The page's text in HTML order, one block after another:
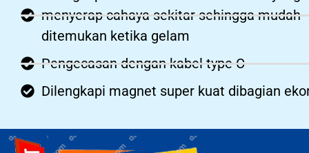
menyerap cahaya sekitar sehingga mudah
ditemukan ketika gelam
Pengecasan dengan kabel type C
Dilengkapi magnet super kuat dibagian